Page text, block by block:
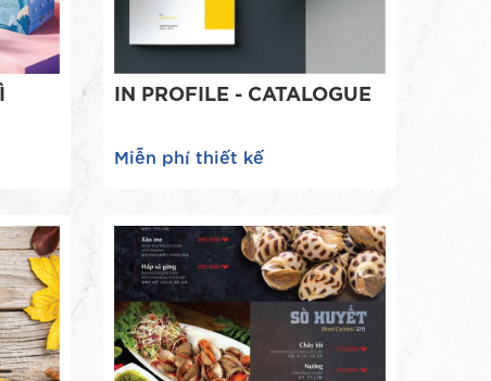
IN PROFILE - CATALOGUE
Miễn phí thiết kế